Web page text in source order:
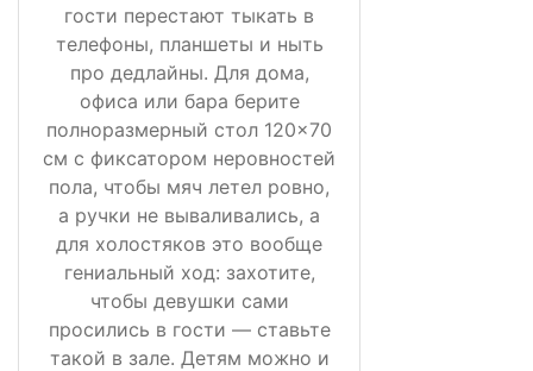
гости перестают тыкать в
телефоны, планшеты и ныть
про дедлайны. Для дома,
офиса или бара берите
полноразмерный стол 120×70
см с фиксатором неровностей
пола, чтобы мяч летел ровно,
а ручки не вываливались, а
для холостяков это вообще
гениальный ход: захотите,
чтобы девушки сами
просились в гости — ставьте
такой в зале. Детям можно и